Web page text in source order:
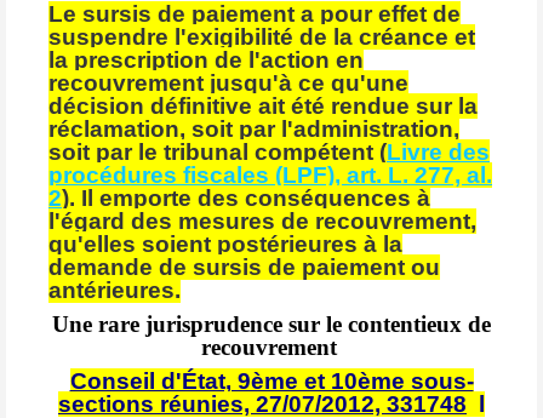
Le sursis de paiement a pour effet de
suspendre l'exigibilité de la créance et
la prescription de l'action en
recouvrement jusqu'à ce qu'une
décision définitive ait été rendue sur la
réclamation, soit par l'administration,
soit par le tribunal compétent (Livre des
procédures fiscales (LPF), art. L. 277, al.
2). Il emporte des conséquences à
l'égard des mesures de recouvrement,
qu'elles soient postérieures à la
demande de sursis de paiement ou
antérieures.
Une rare jurisprudence sur le contentieux de
recouvrement
Conseil d'État, 9ème et 10ème sous-
sections réunies, 27/07/2012, 331748 l